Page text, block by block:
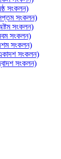
সংকলন)
সংকলন)
সংকলন)
সংকলন)
সংকলন)
সংকলন)
সংকলন)